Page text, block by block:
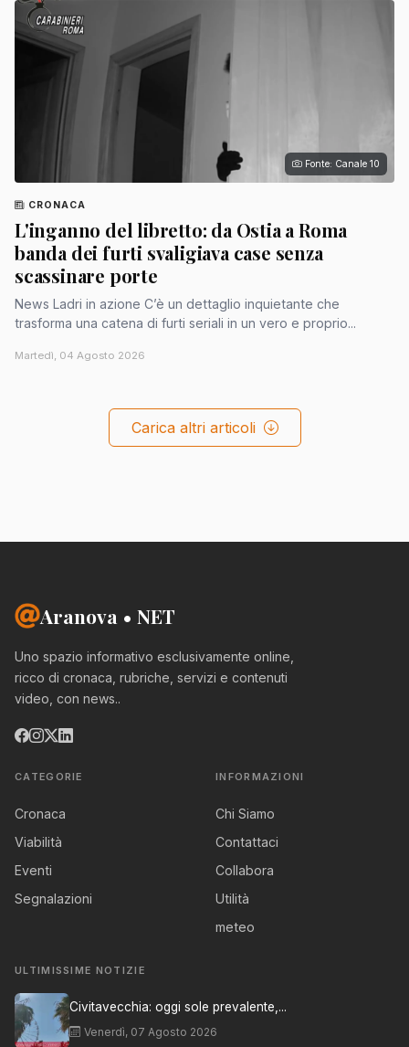
Fonte: Canale 10
CRONACA
L'inganno del libretto: da Ostia a Roma
banda dei furti svaligiava case senza
scassinare porte
News Ladri in azione C’è un dettaglio inquietante che
trasforma una catena di furti seriali in un vero e proprio...
Martedì, 04 Agosto 2026
Carica altri articoli
Aranova • NET
Uno spazio informativo esclusivamente online,
ricco di cronaca, rubriche, servizi e contenuti
video, con news..
CATEGORIE
Cronaca
Viabilità
Eventi
Segnalazioni
INFORMAZIONI
Chi Siamo
Contattaci
Collabora
Utilità
meteo
ULTIMISSIME NOTIZIE
Civitavecchia: oggi sole prevalente,...
Venerdì, 07 Agosto 2026